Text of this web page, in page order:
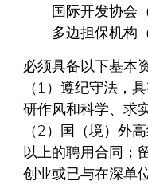
国际开发协会（
多边担保机构（
必须具备以下基本
（1）遵纪守法，
研作风和科学、求
（2）国（境）外
以上的聘用合同；
创业或已与在深单